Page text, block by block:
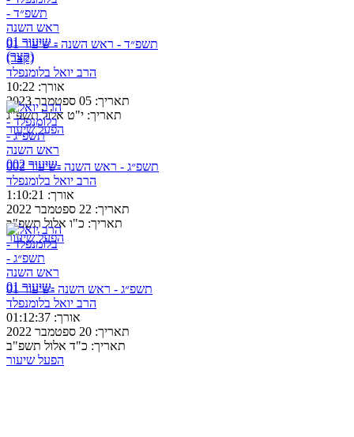
תשפ״ד - ראש השנה - שיעור 01
(קצר)
הרב יואל בלומנפלד
אורך: 10:22
תאריך: 05 ספטמבר 2023
תאריך: י"ט אלול תשפ"ג
הפעל שיעור
תשפ״ג - ראש השנה -שיעור 002
הרב יואל בלומנפלד
אורך: 1:10:21
תאריך: 22 ספטמבר 2022
תאריך: כ"ו אלול תשפ"ב
הפעל שיעור
תשפ״ג - ראש השנה -שיעור 01
הרב יואל בלומנפלד
אורך: 01:12:37
תאריך: 20 ספטמבר 2022
תאריך: כ"ד אלול תשפ"ב
הפעל שיעור